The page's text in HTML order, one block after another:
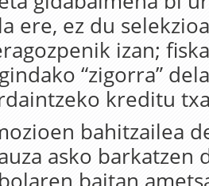
ere, ez du
izan;
“zigorra”
kreditu
bahitzailea
asko barkatzen